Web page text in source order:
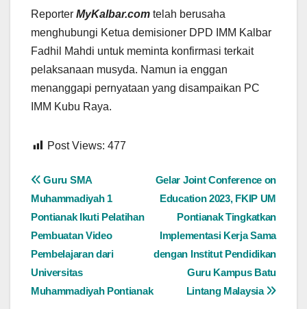
Reporter MyKalbar.com telah berusaha
menghubungi Ketua demisioner DPD IMM Kalbar
Fadhil Mahdi untuk meminta konfirmasi terkait
pelaksanaan musyda. Namun ia enggan
menanggapi pernyataan yang disampaikan PC
IMM Kubu Raya.
Post Views: 477
Navigasi
pos
Gelar Joint Conference on
Education 2023, FKIP UM
Pontianak Tingkatkan
Implementasi Kerja Sama
dengan Institut Pendidikan
Guru Kampus Batu
Lintang Malaysia
Guru SMA
Muhammadiyah 1
Pontianak Ikuti Pelatihan
Pembuatan Video
Pembelajaran dari
Universitas
Muhammadiyah Pontianak